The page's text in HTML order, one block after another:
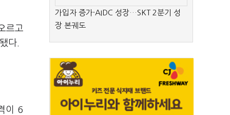
르고
다.
이 6
가입자 증가·AIDC 성장…SKT 2분기 성
장 본궤도